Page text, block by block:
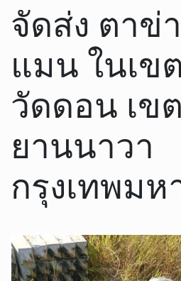
จัดส่ง ตาข่
แมน ในเข
วัดดอน เขต
ยานนาวา
กรุงเทพม